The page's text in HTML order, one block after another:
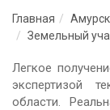
Главная
Земельный
Легкое
экспертизой
области.